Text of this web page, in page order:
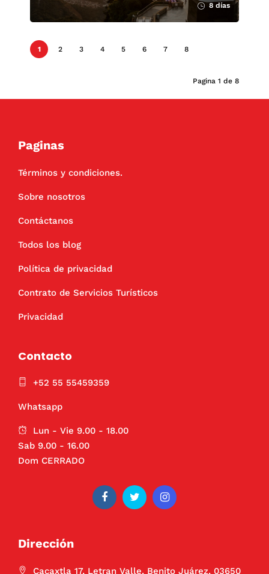
8 días
1 2 3 4 5 6 7 8
Pagina 1 de 8
Paginas
Términos y condiciones.
Sobre nosotros
Contáctanos
Todos los blog
Política de privacidad
Contrato de Servicios Turísticos
Privacidad
Contacto
+52 55 55459359
Whatsapp
Lun - Vie 9.00 - 18.00
Sab 9.00 - 16.00
Dom CERRADO
Dirección
Cacaxtla 17, Letran Valle, Benito Juárez, 03650